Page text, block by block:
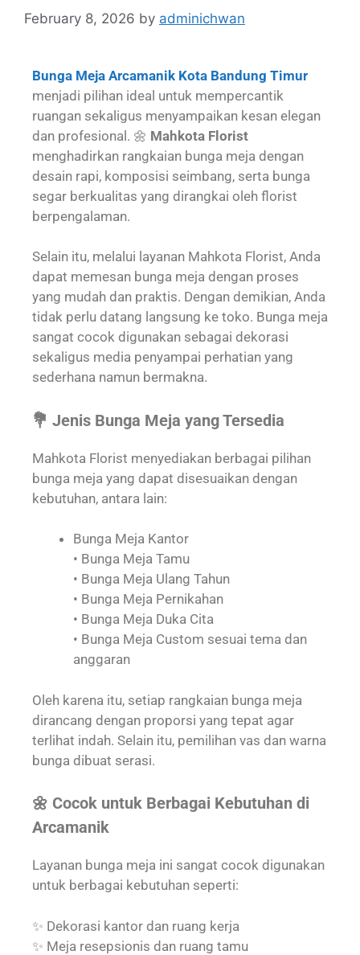
February 8, 2026 by adminichwan
Bunga Meja Arcamanik Kota Bandung Timur
menjadi pilihan ideal untuk mempercantik
ruangan sekaligus menyampaikan kesan elegan
dan profesional. 🌼 Mahkota Florist
menghadirkan rangkaian bunga meja dengan
desain rapi, komposisi seimbang, serta bunga
segar berkualitas yang dirangkai oleh florist
berpengalaman.
Selain itu, melalui layanan Mahkota Florist, Anda
dapat memesan bunga meja dengan proses
yang mudah dan praktis. Dengan demikian, Anda
tidak perlu datang langsung ke toko. Bunga meja
sangat cocok digunakan sebagai dekorasi
sekaligus media penyampai perhatian yang
sederhana namun bermakna.
💐 Jenis Bunga Meja yang Tersedia
Mahkota Florist menyediakan berbagai pilihan
bunga meja yang dapat disesuaikan dengan
kebutuhan, antara lain:
Bunga Meja Kantor
• Bunga Meja Tamu
• Bunga Meja Ulang Tahun
• Bunga Meja Pernikahan
• Bunga Meja Duka Cita
• Bunga Meja Custom sesuai tema dan
anggaran
Oleh karena itu, setiap rangkaian bunga meja
dirancang dengan proporsi yang tepat agar
terlihat indah. Selain itu, pemilihan vas dan warna
bunga dibuat serasi.
🌼 Cocok untuk Berbagai Kebutuhan di
Arcamanik
Layanan bunga meja ini sangat cocok digunakan
untuk berbagai kebutuhan seperti:
✨ Dekorasi kantor dan ruang kerja
✨ Meja resepsionis dan ruang tamu